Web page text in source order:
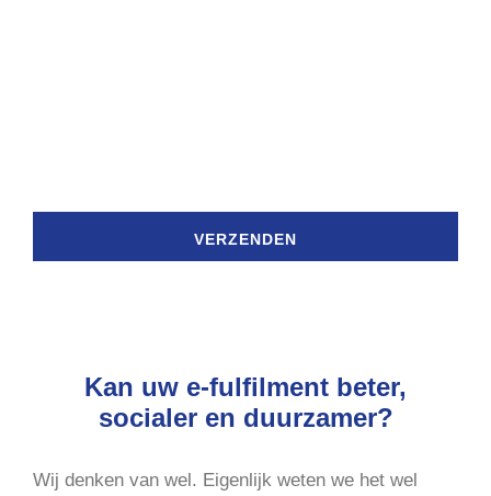
VERZENDEN
Kan uw e-fulfilment beter,
socialer en duurzamer?
Wij denken van wel. Eigenlijk weten we het wel